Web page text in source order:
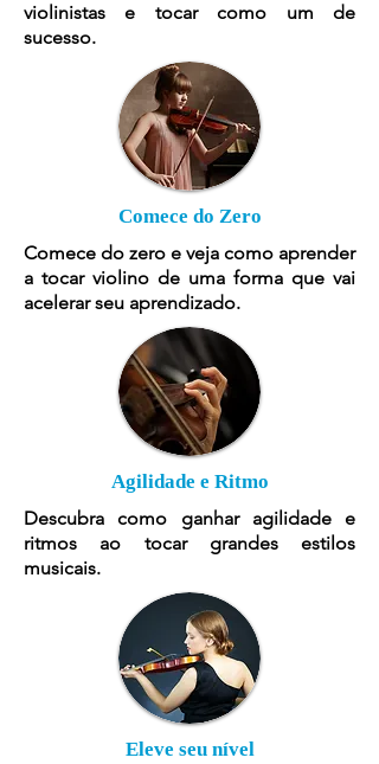
violinistas e tocar como um de
sucesso.
Comece do Zero
Comece do zero e veja como aprender
a tocar violino de uma forma que vai
acelerar seu aprendizado.
Agilidade e Ritmo
Descubra como ganhar agilidade e
ritmos ao tocar grandes estilos
musicais.
Eleve seu nível